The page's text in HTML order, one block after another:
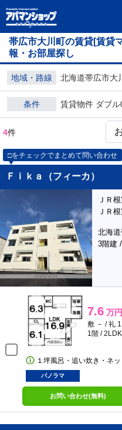
帯広市大川町の賃貸[賃貸
報・お部屋探し
地域・路線 北海道帯広市大
条件 賃貸物件 ダブル
4件
□をチェックでまとめて問い合わせ
Ｆｉｋａ（フィーカ）
ＪＲ
ＪＲ
北海
3階建
7.6 万円
敷 － / 礼 1
1階 /
１坪風呂・追い炊き・ネ
パノラマ
お問い合わせ(無料)